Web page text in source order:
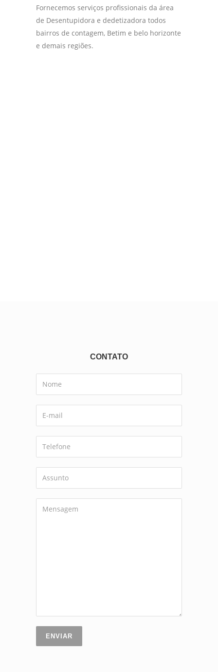
Fornecemos serviços profissionais da área
de Desentupidora e dedetizadora todos
bairros de contagem, Betim e belo horizonte
e demais regiões.
CONTATO